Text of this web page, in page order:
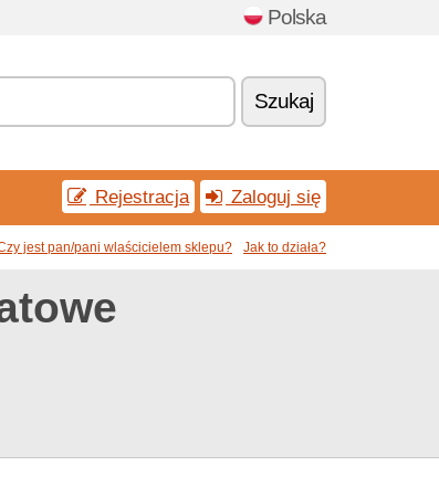
Polska
Szukaj
Rejestracja Zaloguj się
jest pan/pani wlaścicielem sklepu? Jak to działa?